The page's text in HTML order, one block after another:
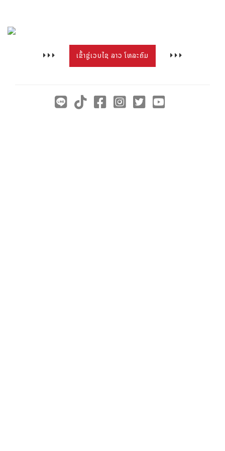
ເຂົ້າຊູ່ເວບໄຊ ລາວ ໂທລະຄົມ